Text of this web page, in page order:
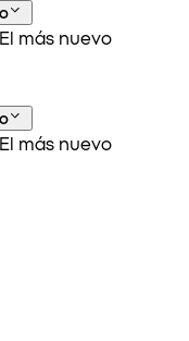
más nuevo
más nuevo